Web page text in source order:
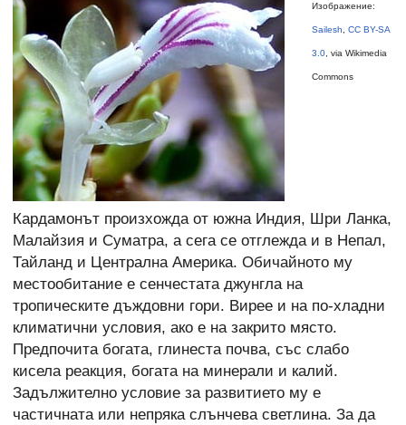
Изображение:
Sailesh ,CC BY-SA
3.0 , via Wikimedia
Commons
Кардамонът произхожда от южна Индия, Шри Ланка,
Малайзия и Суматра, а сега се отглежда и в Непал,
Тайланд и Централна Америка. Обичайното му
местообитание е сенчестата джунгла на
тропическите дъждовни гори. Вирее и на по-хладни
климатични условия, ако е на закрито място.
Предпочита богата, глинеста почва, със слабо
кисела реакция, богата на минерали и калий.
Задължително условие за развитието му е
частичната или непряка слънчева светлина. За да